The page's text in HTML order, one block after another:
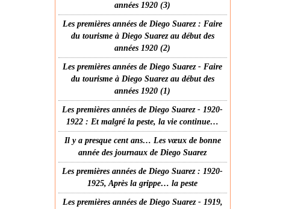
années 1920 (3)
Les premières années de Diego Suarez : Faire
du tourisme à Diego Suarez au début des
années 1920 (2)
Les premières années de Diego Suarez - Faire
du tourisme à Diego Suarez au début des
années 1920 (1)
Les premières années de Diego Suarez - 1920-
1922 : Et malgré la peste, la vie continue…
Il y a presque cent ans… Les vœux de bonne
année des journaux de Diego Suarez
Les premières années de Diego Suarez : 1920-
1925, Après la grippe… la peste
Les premières années de Diego Suarez - 1919,